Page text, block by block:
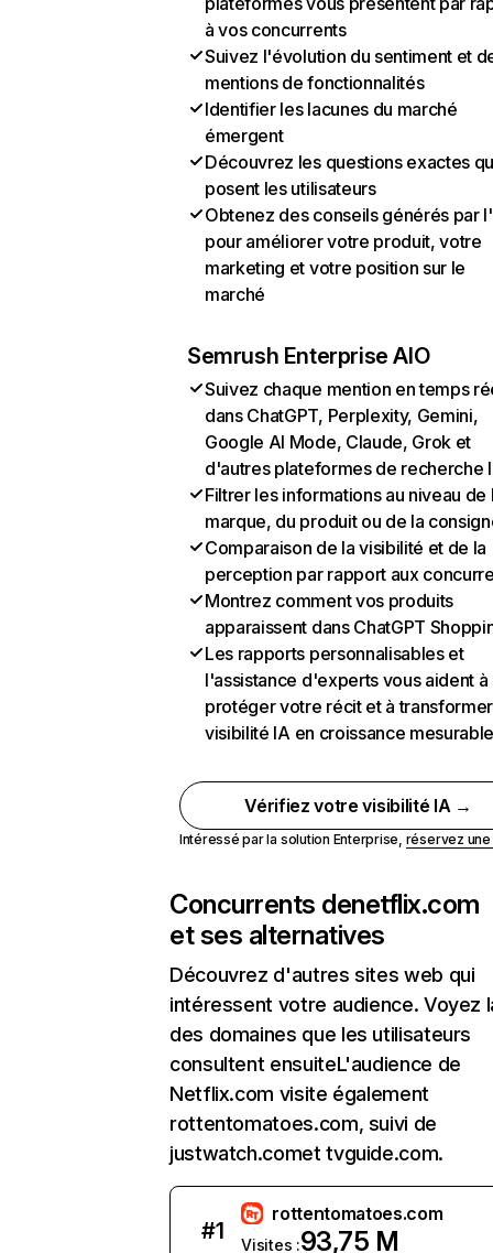
à vos concurrents
Suivez l'évolution du sentiment et
mentions de fonctionnalités
Identifier les lacunes du marché
émergent
Découvrez les questions exactes
posent les utilisateurs
Obtenez des conseils générés par
pour améliorer votre produit, votre
marketing et votre position sur le
marché
Semrush Enterprise AIO
Suivez chaque mention en temps
dans ChatGPT, Perplexity, Gemini,
Google AI Mode, Claude, Grok et
d'autres plateformes de recherche
Filtrer les informations au niveau de
marque, du produit ou de la
Comparaison de la visibilité et de la
perception par rapport aux
Montrez comment vos produits
apparaissent dans ChatGPT
Les rapports personnalisables et
l'assistance d'experts vous aident à
protéger votre récit et à
visibilité IA en croissance
Vérifiez votre visibilité IA →
Intéressé par la solution Enterprise, réservez
Concurrents denetflix.com
et ses alternatives
Découvrez d'autres sites web qui
intéressent votre audience. Voyez
des domaines que les utilisateurs
consultent ensuiteL'audience de
Netflix.com visite également
rottentomatoes.com, suivi de
justwatch.comet tvguide.com.
#1
rottentomatoes.com
Visites :93,75 M